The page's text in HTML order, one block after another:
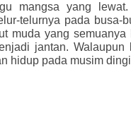
mangsa yang
telurnya pada
muda yang
jantan.
hidup pada musim